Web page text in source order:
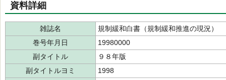
資料詳細
雑誌名
規制緩和白書（規制緩和推進の現況）
巻号年月日
19980000
副タイトル
９８年版
副タイトルヨミ
1998